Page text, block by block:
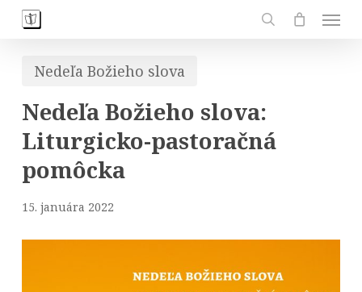
Skip
contentNedeľa Božieho slova
Nedeľa Božieho slova:
Liturgicko-pastoračná
pomôcka
15. januára 2022